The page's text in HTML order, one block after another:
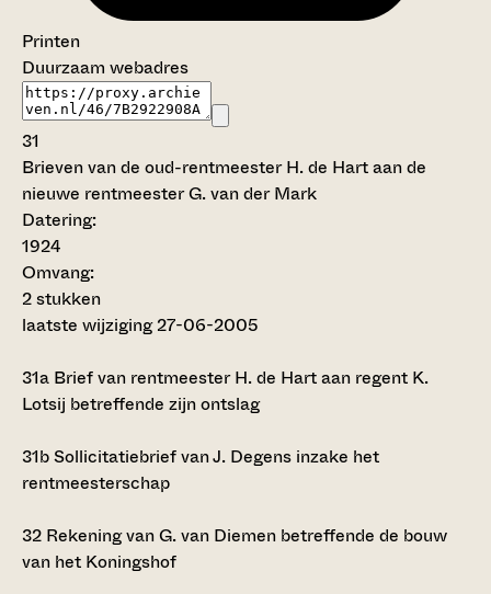
Printen
Duurzaam webadres
31
Brieven van de oud-rentmeester H. de Hart aan de
nieuwe rentmeester G. van der Mark
Datering:
1924
Omvang:
2 stukken
laatste wijziging 27-06-2005
31a Brief van rentmeester H. de Hart aan regent K.
Lotsij betreffende zijn ontslag
31bSollicitatiebrief van J. Degens inzake het
rentmeesterschap
32 Rekening van G. van Diemen betreffende de bouw
van het Koningshof